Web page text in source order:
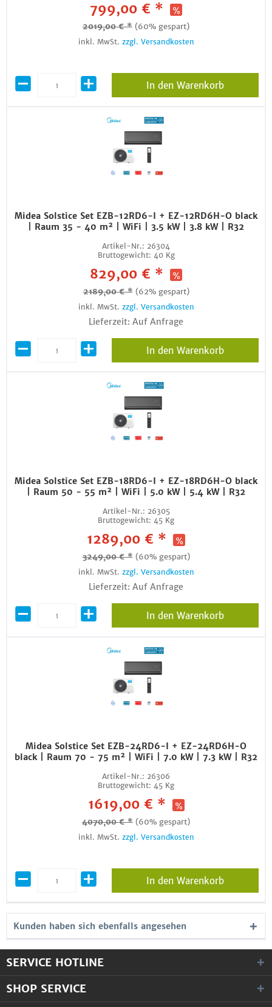
799,00 € *
2019,00 € * (60% gespart)
inkl. MwSt. zzgl. Versandkosten
In den Warenkorb
Midea Solstice Set EZB-12RD6-I + EZ-12RD6H-O black
| Raum 35 - 40 m² | WiFi | 3.5 kW | 3.8 kW | R32
Artikel-Nr.: 26304
Bruttogewicht: 40 Kg
829,00 € *
2189,00 € * (62% gespart)
inkl. MwSt. zzgl. Versandkosten
Lieferzeit: Auf Anfrage
In den Warenkorb
Midea Solstice Set EZB-18RD6-I + EZ-18RD6H-O black
| Raum 50 - 55 m² | WiFi | 5.0 kW | 5.4 kW | R32
Artikel-Nr.: 26305
Bruttogewicht: 45 Kg
1289,00 € *
3249,00 € * (60% gespart)
inkl. MwSt. zzgl. Versandkosten
Lieferzeit: Auf Anfrage
In den Warenkorb
Midea Solstice Set EZB-24RD6-I + EZ-24RD6H-O
black | Raum 70 - 75 m² | WiFi | 7.0 kW | 7.3 kW | R32
Artikel-Nr.: 26306
Bruttogewicht: 45 Kg
1619,00 € *
4070,00 € * (60% gespart)
inkl. MwSt. zzgl. Versandkosten
In den Warenkorb
Kunden haben sich ebenfalls angesehen
SERVICE HOTLINE
SHOP SERVICE